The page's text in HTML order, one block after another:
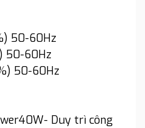
50-60Hz
50-60Hz
50-60Hz
Duy trì công